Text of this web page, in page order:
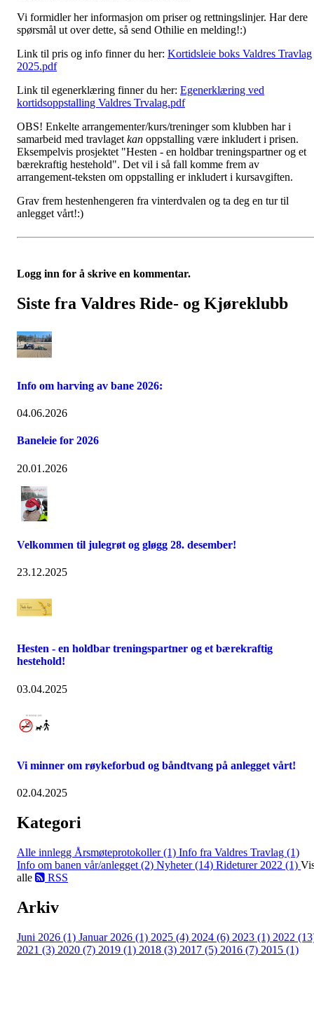
Vi formidler her informasjon om priser og rettningslinjer. Har dere
spørsmål ut over dette, så send Othilie en melding!:)
Link til pris og info finner du her: Kortidsleie boks Valdres Travlag
2025.pdf
Link til egenerklæring finner du her: Egenerklæring ved
kortidsoppstalling Valdres Trvalag.pdf
OBS! Enkelte arrangementer/kurs/treninger som klubben har i
samarbeid med travlaget kan oppstalling være inkludert i prisen.
Eksempelvis prosjektet "Hesten - en holdbar treningspartner og et
bærekraftig hestehold". Det vil i så fall komme frem av
arrangement-teksten om oppstalling er inkludert i kursavgiften.
Grav frem hestenhengeren fra vinterdvalen og ta deg en tur til
anlegget vårt!:)
Logg inn for å skrive en kommentar.
Siste fra Valdres Ride- og Kjøreklubb
Info om harving av bane 2026:
04.06.2026
Baneleie for 2026
20.01.2026
Velkommen til julegrøt og gløgg 28. desember!
23.12.2025
Hesten - en holdbar treningspartner og et bærekraftig
hestehold!
03.04.2025
Vi minner om røykeforbud og båndtvang på anlegget vårt!
02.04.2025
Kategori
Alle innlegg Årsmøteprotokoller (1) Info fra Valdres Travlag (1)
Info om banen vår/anlegget (2) Nyheter (14) Rideturer 2022 (1)
alle
RSS
Arkiv
Juni 2026 (1) Januar 2026 (1) 2025 (4) 2024 (6) 2023 (1) 2022
2021 (3) 2020 (7) 2019 (1) 2018 (3) 2017 (5) 2016 (7) 2015 (1)